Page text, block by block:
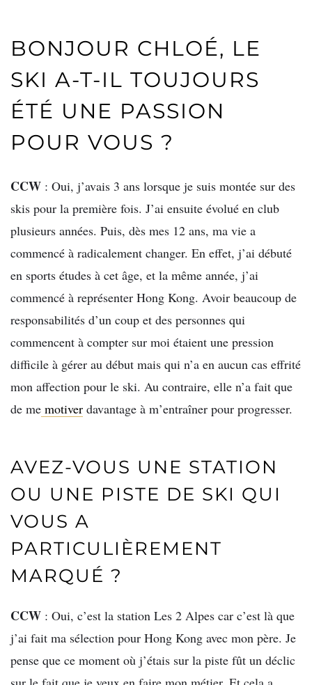
BONJOUR CHLOÉ, LE
SKI A-T-IL TOUJOURS
ÉTÉ UNE PASSION
POUR VOUS ?
CCW : Oui, j’avais 3 ans lorsque je suis montée sur des
skis pour la première fois. J’ai ensuite évolué en club
plusieurs années. Puis, dès mes 12 ans, ma vie a
commencé à radicalement changer. En effet, j’ai débuté
en sports études à cet âge, et la même année, j’ai
commencé à représenter Hong Kong. Avoir beaucoup de
responsabilités d’un coup et des personnes qui
commencent à compter sur moi étaient une pression
difficile à gérer au début mais qui n’a en aucun cas effrité
mon affection pour le ski. Au contraire, elle n’a fait que
de me motiver davantage à m’entraîner pour progresser.
AVEZ-VOUS UNE STATION
OU UNE PISTE DE SKI QUI
VOUS A
PARTICULIÈREMENT
MARQUÉ ?
CCW : Oui, c’est la station Les 2 Alpes car c’est là que
j’ai fait ma sélection pour Hong Kong avec mon père. Je
pense que ce moment où j’étais sur la piste fût un déclic